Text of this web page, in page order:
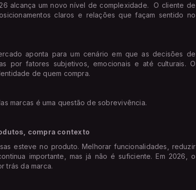
alcança um novo nível de complexidade. O cliente de
claros e relações que façam sentido no
aponta para um cenário em que as decisões de
por fatores subjetivos, emocionais e até culturais. O
de quem compra.
marcas é uma questão de sobrevivência.
compra contexto
esteve no produto. Melhorar funcionalidades, reduzir
importante, mas já não é suficiente. Em 2026, o
trás da marca.